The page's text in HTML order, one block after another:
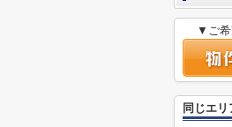
▼ご希
同じエ